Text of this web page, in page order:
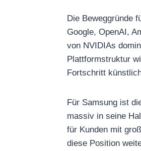
Die Beweggründe
Google, OpenAI,
von NVIDIAs
Plattformstruktur
Fortschritt
Für Samsung ist
massiv in seine
für Kunden mit
diese Position